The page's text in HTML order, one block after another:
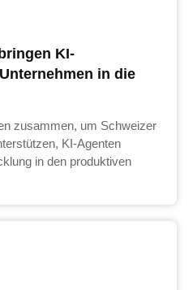
KI-
in die
zusammen, um Schweizer
KI-Agenten
in den produktiven